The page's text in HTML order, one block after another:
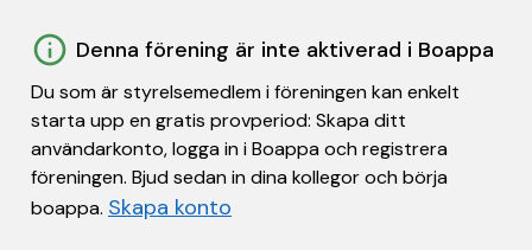
Denna förening är inte aktiverad i Boappa
Du som är styrelsemedlem i föreningen kan enkelt
starta upp en gratis provperiod: Skapa ditt
användarkonto, logga in i Boappa och registrera
föreningen. Bjud sedan in dina kollegor och börja
boappa. Skapa konto